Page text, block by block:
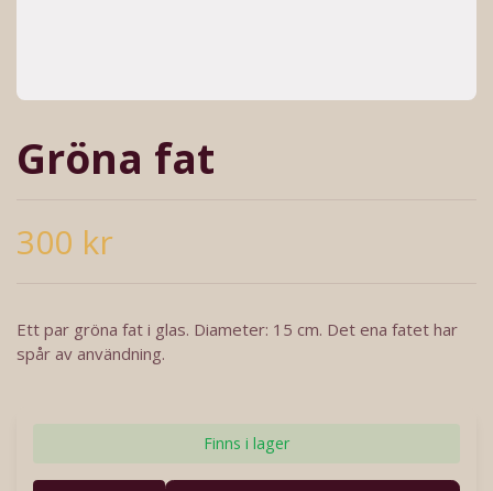
Gröna fat
300 kr
Ett par gröna fat i glas. Diameter: 15 cm. Det ena fatet har
spår av användning.
Finns i lager